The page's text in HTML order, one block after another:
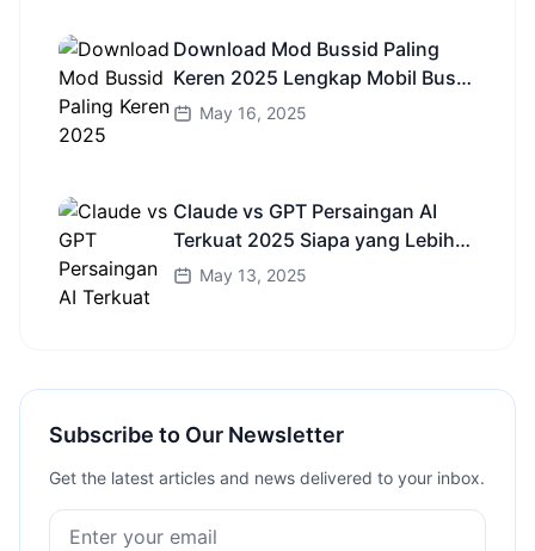
Download Mod Bussid Paling
Keren 2025 Lengkap Mobil Bus
dan Truk HD
May 16, 2025
Claude vs GPT Persaingan AI
Terkuat 2025 Siapa yang Lebih
Cerdas?
May 13, 2025
Subscribe to Our Newsletter
Get the latest articles and news delivered to your inbox.